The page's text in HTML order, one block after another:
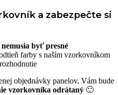
a zabezpečte si
nemusia byť presné
farby s naším vzorkovníkom
rozhodnutie
objednávky panelov, Vám bude
vzorkovníka odrátaný 🙂